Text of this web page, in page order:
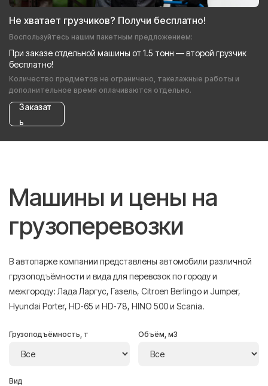
Не хватает грузчиков? Получи бесплатно!
Воспользуйтесь нашим пакетным предложением:
При заказе отдельной машины от 1.5 тонн — второй грузчик
бесплатно!
Количество предметов не ограничено, такелажные работы и
дополнительное время оплачиваются отдельно.
Заказат
ь
Машины и цены на
грузоперевозки
В автопарке компании представлены автомобили различной
грузоподъёмности и вида для перевозок по городу и
межгороду: Лада Ларгус, Газель, Citroen Berlingo и Jumper,
Hyundai Porter, HD-65 и HD-78, HINO 500 и Scania.
Грузоподъёмность, т Объём, м3
Вид